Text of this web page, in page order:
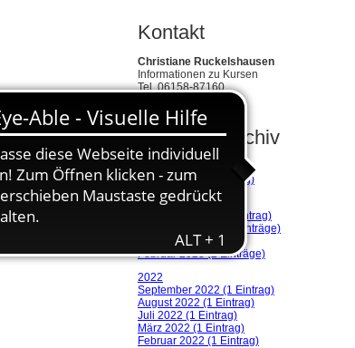
Atems geübt, mal
…
Kontakt
Christiane Ruckelshausen
Informationen zu Kursen
Tel. 06158-87160
info@tv-crumstadt.de
Aktuelles-Archiv
Januar 2026 (1 Eintrag)
2023
Dezember 2023 (1 Eintrag)
September 2023 (2 Einträge)
April 2023 (1 Eintrag)
Februar 2023 (2 Einträge)
2022
September 2022 (1 Eintrag)
August 2022 (1 Eintrag)
Juli 2022 (1 Eintrag)
März 2022 (1 Eintrag)
Februar 2022 (1 Eintrag)